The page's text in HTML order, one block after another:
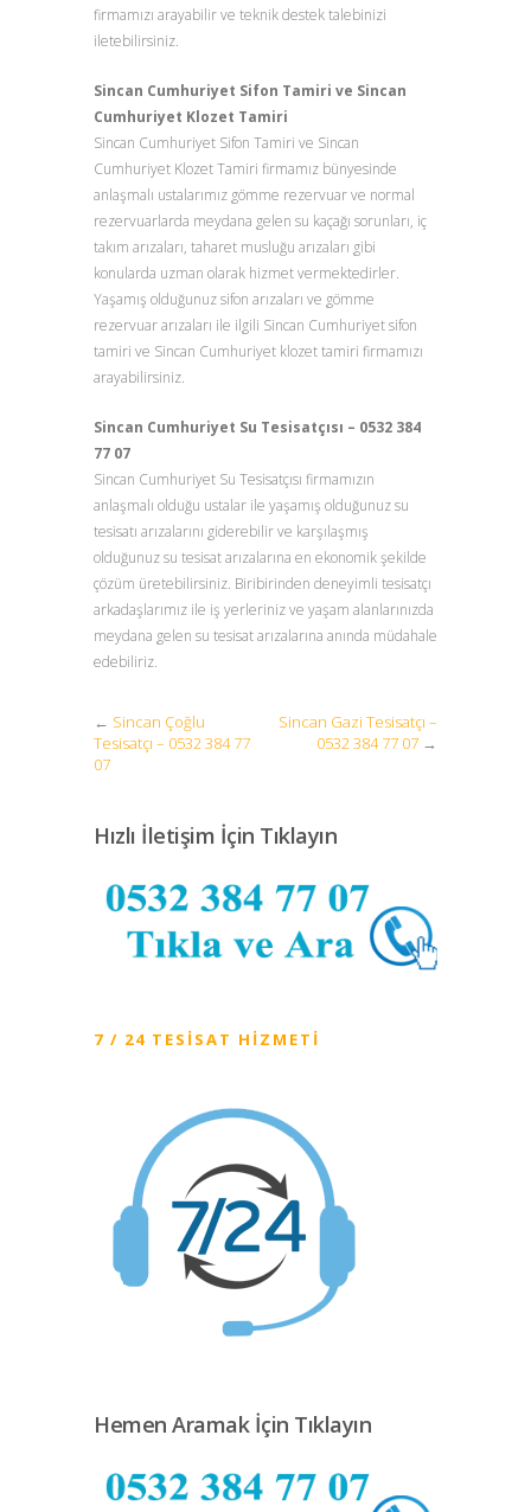
firmamızı arayabilir ve teknik destek talebinizi
iletebilirsiniz.
Sincan Cumhuriyet Sifon Tamiri ve Sincan
Cumhuriyet Klozet Tamiri
Sincan Cumhuriyet Sifon Tamiri ve Sincan
Cumhuriyet Klozet Tamiri firmamız bünyesinde
anlaşmalı ustalarımız gömme rezervuar ve normal
rezervuarlarda meydana gelen su kaçağı sorunları, iç
takım arızaları, taharet musluğu arızaları gibi
konularda uzman olarak hizmet vermektedirler.
Yaşamış olduğunuz sifon arızaları ve gömme
rezervuar arızaları ile ilgili Sincan Cumhuriyet sifon
tamiri ve Sincan Cumhuriyet klozet tamiri firmamızı
arayabilirsiniz.
Sincan Cumhuriyet Su Tesisatçısı – 0532 384
77 07
Sincan Cumhuriyet Su Tesisatçısı firmamızın
anlaşmalı olduğu ustalar ile yaşamış olduğunuz su
tesisatı arızalarını giderebilir ve karşılaşmış
olduğunuz su tesisat arızalarına en ekonomik şekilde
çözüm üretebilirsiniz. Biribirinden deneyimli tesisatçı
arkadaşlarımız ile iş yerleriniz ve yaşam alanlarınızda
meydana gelen su tesisat arızalarına anında müdahale
edebiliriz.
← Sincan Çoğlu
Tesisatçı – 0532 384 77
07
Sincan Gazi Tesisatçı –
0532 384 77 07 →
Hızlı İletişim İçin Tıklayın
7 / 24 TESISAT HIZMETI
Hemen Aramak İçin Tıklayın